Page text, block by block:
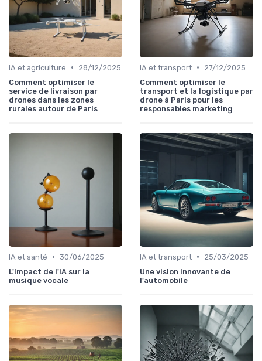
IA et agriculture •
28/12/2025
Comment optimiser le
service de livraison par
drones dans les zones
rurales autour de Paris
IA et transport •
27/12/2025
Comment optimiser le
transport et la logistique par
drone à Paris pour les
responsables marketing
IA et santé • 30/06/2025
L'impact de l'IA sur la
musique vocale
IA et transport •
25/03/2025
Une vision innovante de
l'automobile